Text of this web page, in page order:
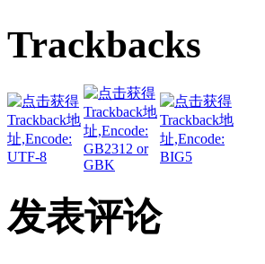
Trackbacks
发表评论